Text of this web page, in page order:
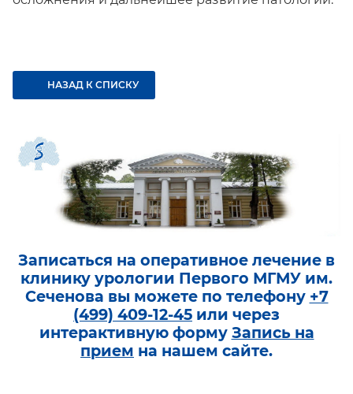
НАЗАД К СПИСКУ
Записаться на оперативное лечение в
клинику урологии Первого МГМУ им.
Сеченова вы можете по телефону +7
(499) 409-12-45 или через
интерактивную форму Запись на
прием на нашем сайте.